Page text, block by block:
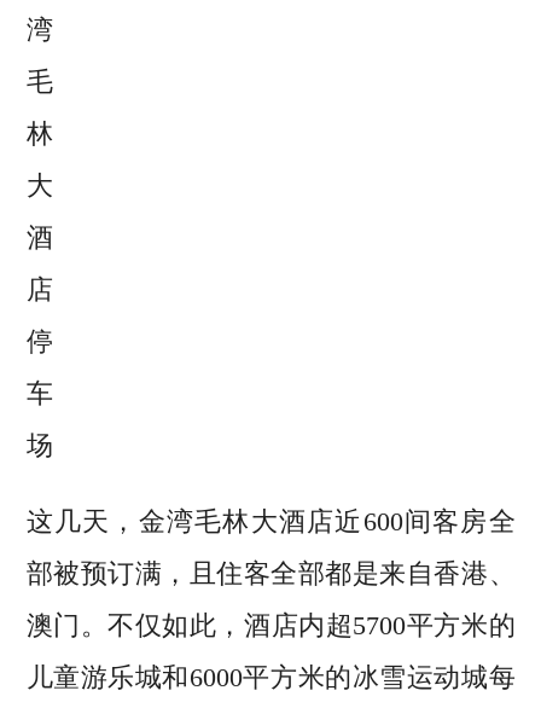
湾
毛
林
大
酒
店
停
车
场
这几天，金湾毛林大酒店近600间客房全
部被预订满，且住客全部都是来自香港、
澳门。不仅如此，酒店内超5700平方米的
儿童游乐城和6000平方米的冰雪运动城每